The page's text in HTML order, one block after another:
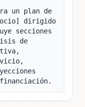
un plan de
dirigido
secciones
de